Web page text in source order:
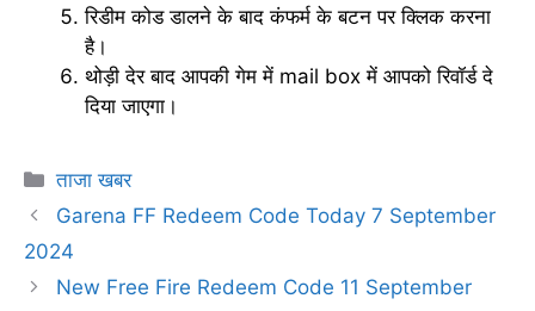
रिडीम कोड डालने के बाद कंफर्म के बटन पर क्लिक करना
है।
थोड़ी देर बाद आपकी गेम में mail box में आपको रिवॉर्ड दे
दिया जाएगा।
Categories
ताजा खबर
Garena FF Redeem Code Today 7 September
2024
New Free Fire Redeem Code 11 September